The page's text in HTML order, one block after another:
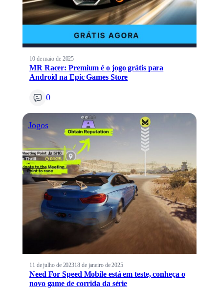
10 de maio de 2025
MR Racer: Premium é o jogo grátis para
Android na Epic Games Store
0
Jogos
11 de julho de 202318 de janeiro de 2025
Need For Speed Mobile está em teste, conheça o
novo game de corrida da série